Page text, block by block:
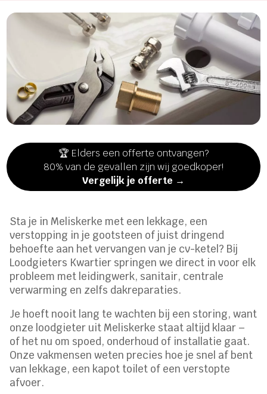
🏆 Elders een offerte ontvangen?
80% van de gevallen zijn wij goedkoper!
Vergelijk je offerte →
Sta je in Meliskerke met een lekkage, een
verstopping in je gootsteen of juist dringend
behoefte aan het vervangen van je cv-ketel? Bij
Loodgieters Kwartier springen we direct in voor elk
probleem met leidingwerk, sanitair, centrale
verwarming en zelfs dakreparaties.
Je hoeft nooit lang te wachten bij een storing, want
onze loodgieter uit Meliskerke staat altijd klaar –
of het nu om spoed, onderhoud of installatie gaat.
Onze vakmensen weten precies hoe je snel af bent
van lekkage, een kapot toilet of een verstopte
afvoer.